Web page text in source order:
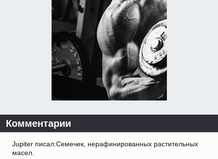
Комментарии
Jupiter писал:Семечек, нерафинированных растительных
масел.